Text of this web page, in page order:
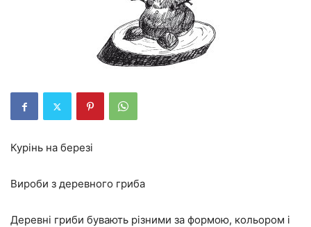
Курінь на березі
Вироби з деревного гриба
Деревні гриби бувають різними за формою, кольором і